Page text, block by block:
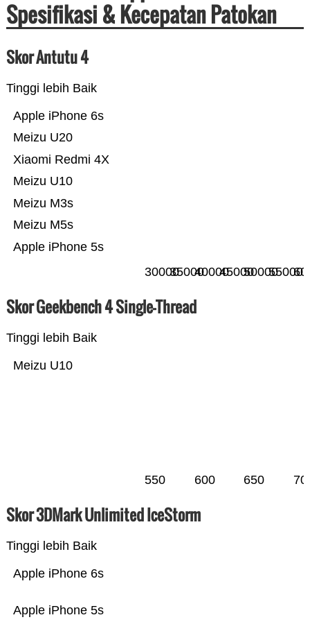
Spesifikasi & Kecepatan Patokan
Skor Antutu 4
Tinggi lebih Baik
Apple iPhone 5s
Meizu M5s
Meizu M3s
Meizu U10
Xiaomi Redmi 4X
Meizu U20
Apple iPhone 6s
300003500040000450005000055000
Skor Geekbench 4 Single-Thread
Tinggi lebih Baik
Meizu U10
550 600 650
Skor 3DMark Unlimited IceStorm
Tinggi lebih Baik
Apple iPhone 5s
Apple iPhone 6s